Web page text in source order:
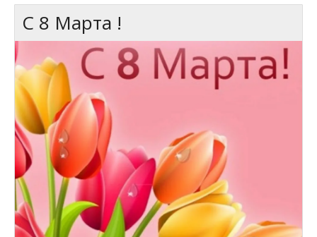
Зелёное вторжение
Миссия Пик 1
Безумное зимнее знакомство
По ту сторону Вселенной
Экзотический отпуск Алисы.
Мои нелепые приключения
Александра. Как я спасала Землю
​С 8 Марта !